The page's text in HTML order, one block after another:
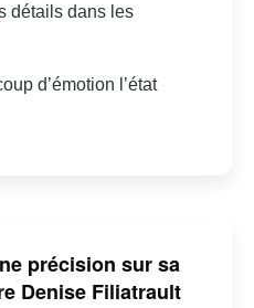
détails dans les
d’émotion l’état
précision sur sa
Denise Filiatrault